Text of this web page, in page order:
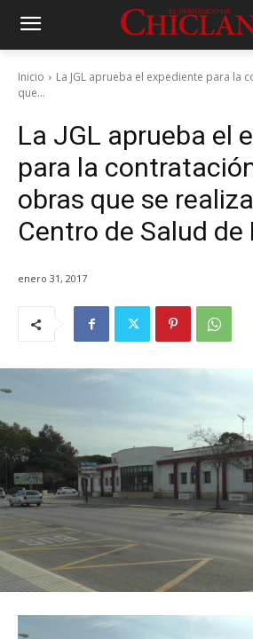
Inicio
La JGL aprueba el expediente para la
que...
La JGL aprueba el
para la
obras que se
Centro de Salud de
enero 31, 2017